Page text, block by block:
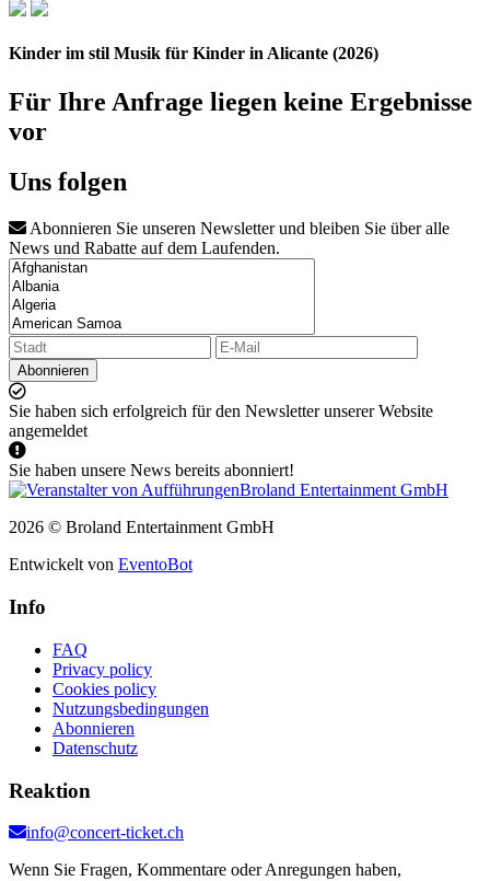
Kinder im stil Musik für Kinder in Alicante (2026)
Für Ihre Anfrage liegen keine Ergebnisse
vor
Uns folgen
Abonnieren Sie unseren Newsletter und bleiben Sie über alle
News und Rabatte auf dem Laufenden.
Abonnieren
Sie haben sich erfolgreich für den Newsletter unserer Website
angemeldet
Sie haben unsere News bereits abonniert!
2026 © Broland Entertainment GmbH
Entwickelt von EventoBot
Info
FAQ
Privacy policy
Cookies policy
Nutzungsbedingungen
Abonnieren
Datenschutz
Reaktion
info@concert-ticket.ch
Wenn Sie Fragen, Kommentare oder Anregungen haben,